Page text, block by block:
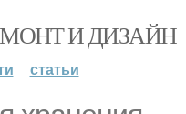
И ДИЗАЙН
статьи